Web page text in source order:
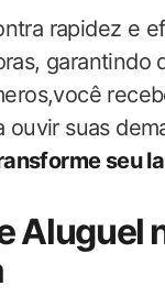
rapidez e
‍garantindo‌
ouvir suas
seu
Aluguel